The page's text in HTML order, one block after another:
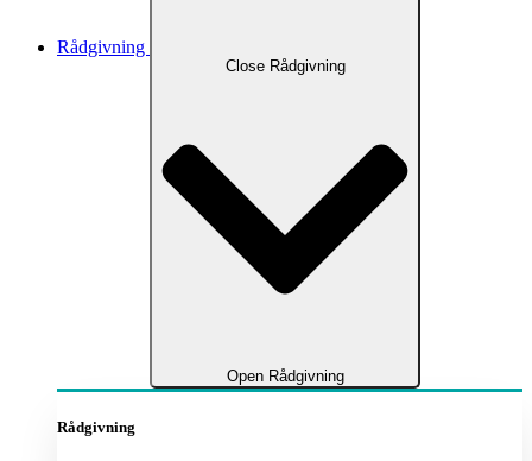
Rådgivning
Close Rådgivning
Open Rådgivning
Rådgivning